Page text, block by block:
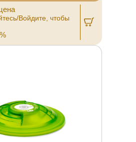
Войдите, чтобы